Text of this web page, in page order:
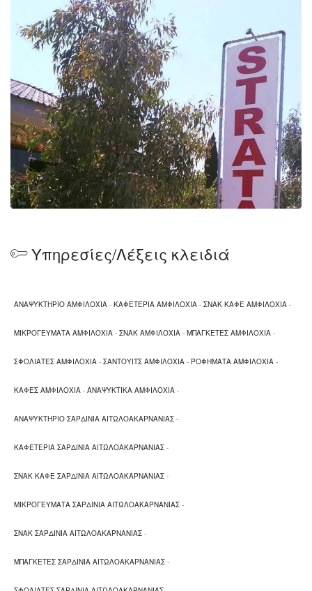
Θα χαρούμε να σας υποδεχτούμε!
Υπηρεσίες/Λέξεις κλειδιά
ΑΝΑΨΥΚΤΗΡΙΟ ΑΜΦΙΛΟΧΙΑ - ΚΑΦΕΤΕΡΙΑ ΑΜΦΙΛΟΧΙΑ - ΣΝΑΚ ΚΑΦΕ ΑΜΦΙΛΟΧΙΑ -
ΜΙΚΡΟΓΕΥΜΑΤΑ ΑΜΦΙΛΟΧΙΑ - ΣΝΑΚ ΑΜΦΙΛΟΧΙΑ - ΜΠΑΓΚΕΤΕΣ ΑΜΦΙΛΟΧΙΑ -
ΣΦΟΛΙΑΤΕΣ ΑΜΦΙΛΟΧΙΑ - ΣΑΝΤΟΥΙΤΣ ΑΜΦΙΛΟΧΙΑ - ΡΟΦΗΜΑΤΑ ΑΜΦΙΛΟΧΙΑ -
ΚΑΦΕΣ ΑΜΦΙΛΟΧΙΑ - ΑΝΑΨΥΚΤΙΚΑ ΑΜΦΙΛΟΧΙΑ -
ΑΝΑΨΥΚΤΗΡΙΟ ΣΑΡΔΙΝΙΑ ΑΙΤΩΛΟΑΚΑΡΝΑΝΙΑΣ -
ΚΑΦΕΤΕΡΙΑ ΣΑΡΔΙΝΙΑ ΑΙΤΩΛΟΑΚΑΡΝΑΝΙΑΣ -
ΣΝΑΚ ΚΑΦΕ ΣΑΡΔΙΝΙΑ ΑΙΤΩΛΟΑΚΑΡΝΑΝΙΑΣ -
ΜΙΚΡΟΓΕΥΜΑΤΑ ΣΑΡΔΙΝΙΑ ΑΙΤΩΛΟΑΚΑΡΝΑΝΙΑΣ -
ΣΝΑΚ ΣΑΡΔΙΝΙΑ ΑΙΤΩΛΟΑΚΑΡΝΑΝΙΑΣ -
ΜΠΑΓΚΕΤΕΣ ΣΑΡΔΙΝΙΑ ΑΙΤΩΛΟΑΚΑΡΝΑΝΙΑΣ -